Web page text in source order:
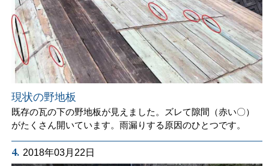
現状の野地板
既存の瓦の下の野地板が見えました。ズレて隙間（赤い〇）
がたくさん開いています。雨漏りする原因のひとつです。
4. 2018年03月22日